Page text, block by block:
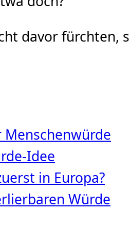
davor fürchten,
Menschenwürde
in Europa?
Würde